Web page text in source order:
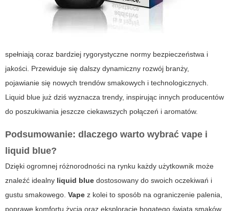
spełniają coraz bardziej rygorystyczne normy bezpieczeństwa i
jakości. Przewiduje się dalszy dynamiczny rozwój branży,
pojawianie się nowych trendów smakowych i technologicznych.
Liquid blue już dziś wyznacza trendy, inspirując innych producentów
do poszukiwania jeszcze ciekawszych połączeń i aromatów.
Podsumowanie: dlaczego warto wybrać vape i
liquid blue?
Dzięki ogromnej różnorodności na rynku każdy użytkownik może
znaleźć idealny liquid blue dostosowany do swoich oczekiwań i
gustu smakowego. Vape z kolei to sposób na ograniczenie palenia,
poprawę komfortu życia oraz eksplorację bogatego świata smaków.